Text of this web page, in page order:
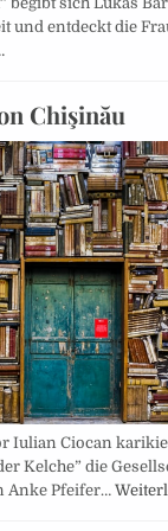
und entdeckt die
Chişinău
Iulian Ciocan
Kelche” die
Anke Pfeifer…